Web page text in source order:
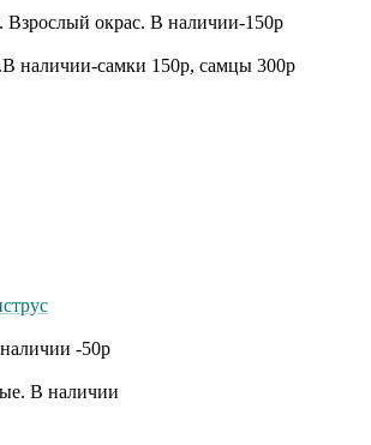
Взрослый окрас. В наличии-150р
наличии-самки 150р, самцы 300р
-50р
В наличии